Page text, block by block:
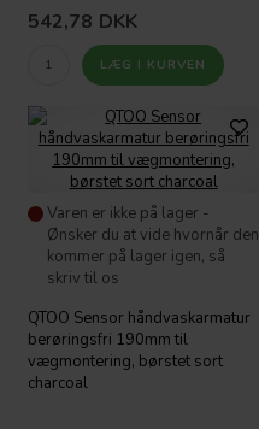
542,78 DKK
Varen er ikke på lager -
Ønsker du at vide hvornår den
kommer på lager igen, så
skriv til os
QTOO Sensor håndvaskarmatur
berøringsfri 190mm til
vægmontering, børstet sort
charcoal